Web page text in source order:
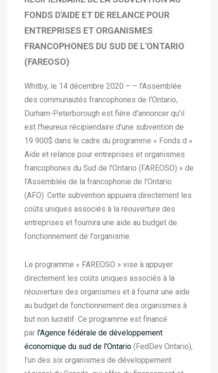
FONDS D'AIDE ET DE RELANCE POUR
ENTREPRISES ET ORGANISMES
FRANCOPHONES DU SUD DE L'ONTARIO
(FAREOSO)
Whitby, le 14 décembre 2020 – – l'Assemblée
des communautés francophones de l'Ontario,
Durham-Peterborough est fière d'annoncer qu'il
est l'heureux récipiendaire d'une subvention de
19 900$ dans le cadre du programme « Fonds d «
Aide et relance pour entreprises et organismes
francophones du Sud de l'Ontario (FAREOSO) » de
l'Assemblée de la francophonie de l'Ontario
(AFO). Cette subvention appuiera directement les
coûts uniques associés à la réouverture des
entreprises et fournira une aide au budget de
fonctionnement de l'organisme.
Le programme « FAREOSO » vise à appuyer
directement les coûts uniques associés à la
réouverture des organismes et à fournir une aide
au budget de fonctionnement des organismes à
but non lucratif. Ce programme est financé
par l'Agence fédérale de développement
économique du sud de l'Ontario (FedDev Ontario),
l'un des six organismes de développement